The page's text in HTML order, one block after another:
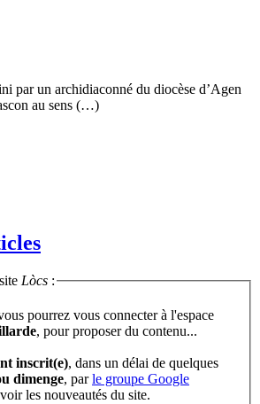
par un archidiaconné du diocèse d’Agen
au sens (…)
Lòcs :
pourrez vous connecter à l'espace
, pour proposer du contenu...
inscrit(e), dans un délai de quelques
dimenge, parle groupe Google
les nouveautés du site.